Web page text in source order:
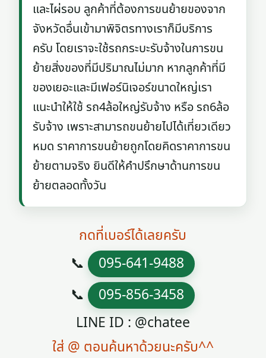
และไผ่รอบ ลูกค้าที่ต้องการขนย้ายของจาก
จังหวัดอื่นเข้ามาพิจิตรทางเราก็มีบริการ
ครับ โดยเราจะใช้รถกระบะรับจ้างในการขน
ย้ายสิ่งของที่มีปริมาณไม่มาก หากลูกค้าที่มี
ของเยอะและมีเฟอร์นิเจอร์ขนาดใหญ่เรา
แนะนำให้ใช้ รถ4ล้อใหญ่รับจ้าง หรือ รถ6ล้อ
รับจ้าง เพราะสามารถขนย้ายไปได้เที่ยวเดียว
หมด ราคาการขนย้ายถูกโดยคิดราคาการขน
ย้ายตามจริง ยินดีให้คำปรึกษาด้านการขน
ย้ายตลอดทั้งวัน
กดที่เบอร์ได้เลยครับ
📞 095-641-9488
📞 095-856-3458
LINE ID : @chatee
ใส่ @ ตอนค้นหาด้วยนะครับ^^